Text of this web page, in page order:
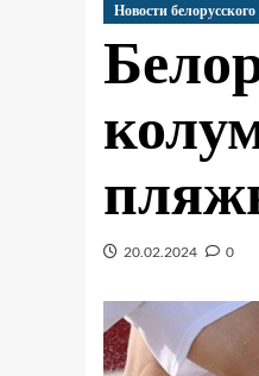
Новости
20.02.2024 0